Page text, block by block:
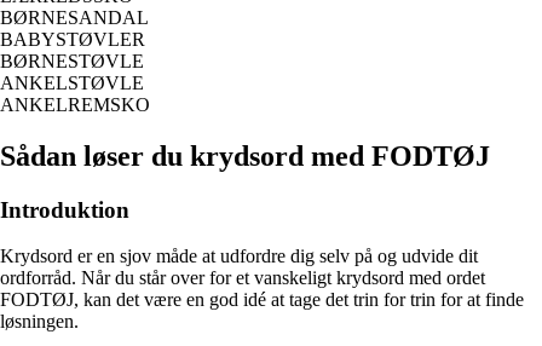
BØRNESANDAL
BABYSTØVLER
BØRNESTØVLE
ANKELSTØVLE
ANKELREMSKO
Sådan løser du krydsord med FODTØJ
Introduktion
Krydsord er en sjov måde at udfordre dig selv på og udvide dit
ordforråd. Når du står over for et vanskeligt krydsord med ordet
FODTØJ, kan det være en god idé at tage det trin for trin for at finde
løsningen.